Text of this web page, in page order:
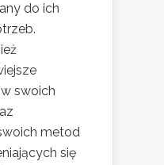
do ich
swoich
metod
się